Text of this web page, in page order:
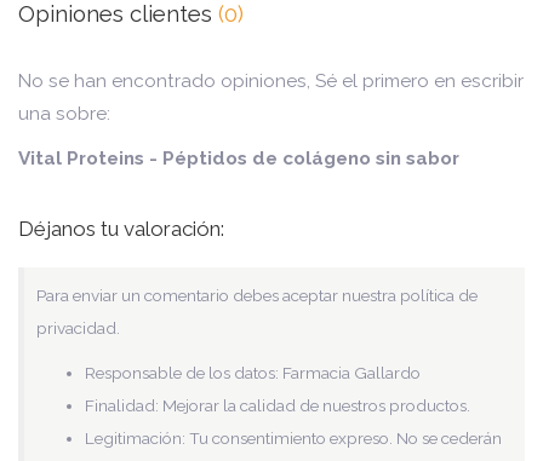
Opiniones clientes (0)
No se han encontrado opiniones, Sé el primero en escribir
una sobre:
Vital Proteins - Péptidos de colágeno sin sabor
Déjanos tu valoración:
Para enviar un comentario debes aceptar nuestra política de
privacidad.
Responsable de los datos: Farmacia Gallardo
Finalidad: Mejorar la calidad de nuestros productos.
Legitimación: Tu consentimiento expreso. No se cederán